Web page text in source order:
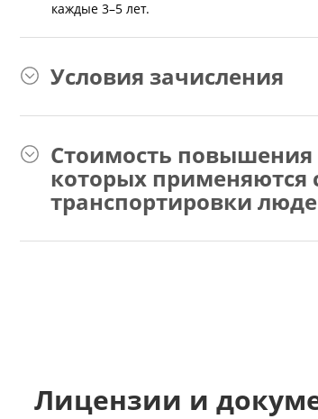
каждые 3–5 лет.
Условия зачисления
Стоимость
которых
транспортировки
Лицензии и